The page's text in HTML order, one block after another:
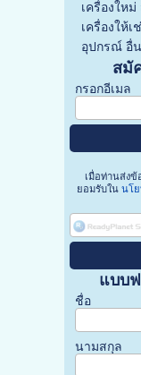
เครื่องให
เครื่องให้เ
อุปกรณ์ อื่
สมั
กรอกอีเมล
เมื่อท่านส่ง
ยอมรับใน นโ
แบบ
ชื่อ
นามสกุล